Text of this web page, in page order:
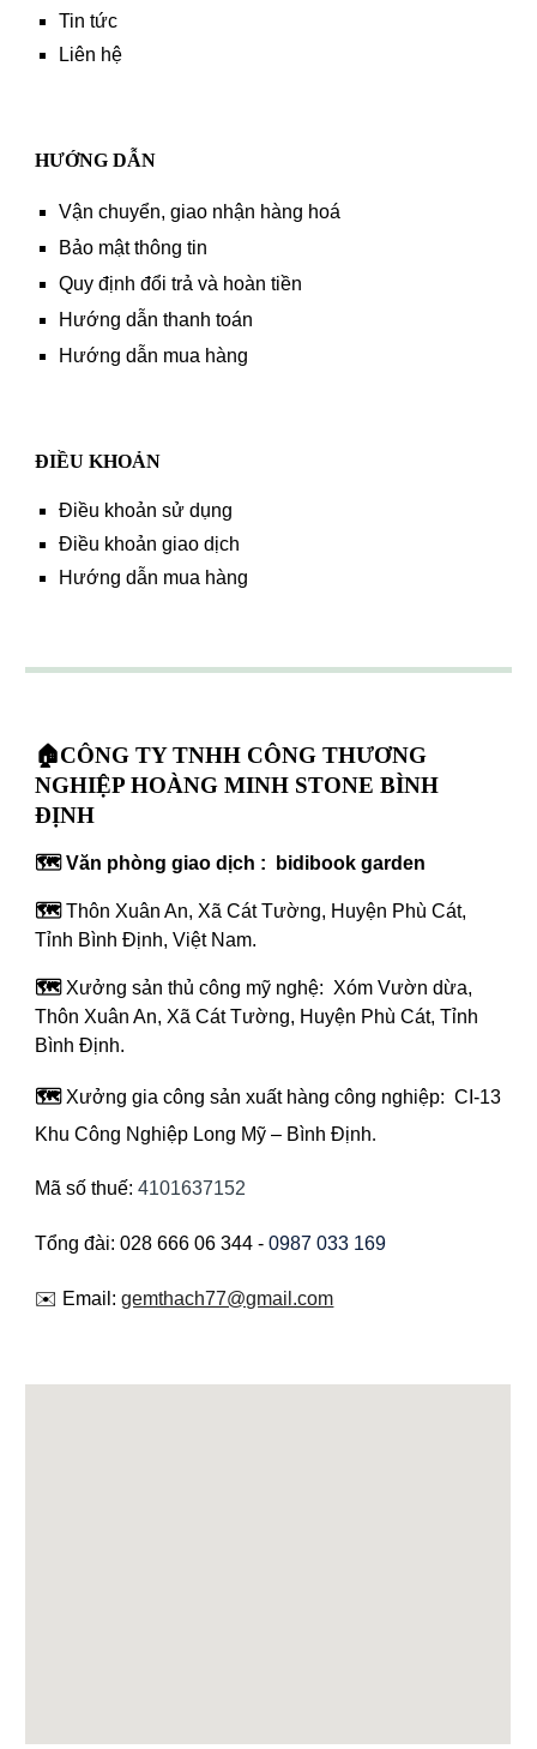
Tin tức
Liên hệ
HƯỚNG DẪN
Vận chuyển, giao nhận hàng hoá
Bảo mật thông tin
Quy định đổi trả và hoàn tiền
Hướng dẫn thanh toán
Hướng dẫn mua hàng
ĐIỀU KHOẢN
Điều khoản sử dụng
Điều khoản giao dịch
Hướng dẫn mua hàng
🏠CÔNG TY TNHH CÔNG THƯƠNG
NGHIỆP HOÀNG MINH STONE BÌNH
ĐỊNH
🗺️ Văn phòng giao dịch : bidibook garden
🗺️Thôn Xuân An, Xã Cát Tường, Huyện Phù Cát,
Tỉnh Bình Định, Việt Nam.
🗺️ Xưởng sản thủ công mỹ nghệ: Xóm Vườn dừa,
Thôn Xuân An, Xã Cát Tường, Huyện Phù Cát, Tỉnh
Bình Định.
🗺️ Xưởng gia công sản xuất hàng công nghiệp: CI-13
Khu Công Nghiệp Long Mỹ – Bình Định.
Mã số thuế:4101637152
Tổng đài: 028 666 06 344 -0987 033 169
✉️ Email:gemthach77@gmail.com